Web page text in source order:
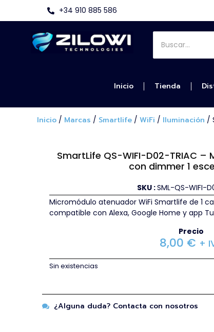
+34 910 885 586
Inicio Tienda
Inicio / Marcas / Smartlife / WiFi / Iluminación /
SmartLife QS-WIFI-D02-TRIAC
con dimmer 1
SKU :SML-QS-WIFI-
Micromódulo atenuador WiFi Smartlife de 1
compatible con Alexa, Google Home y app
Precio
8,00 € +
Sin existencias
¿Alguna duda? Contacta con nosotros